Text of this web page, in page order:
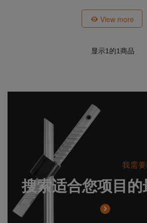
View more
显示1的1商品
我需
搜索适合您项目的